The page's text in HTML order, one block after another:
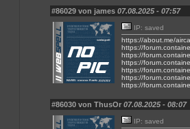
#86029 von james 07.08.2025 - 07:57
IP: saved
https://about.me/
https://
https://
https://
https://
https://
https://
#86030 von ThusOr 07.08.2025 - 08:07
IP: saved